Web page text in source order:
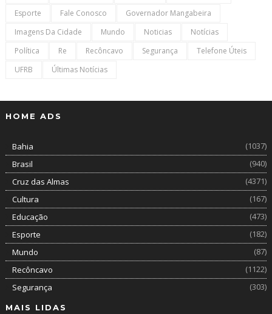
Esporte
Fale Conosco
Governador Mangabeira
Imagens Da Cidade
Mundo Noticias
Notícias
Política
Re Recôncavo Segurança
Telefone Úteis
UFRB
Últimas Notícias
HOME ADS
Bahia
(1037)
Brasil
(940)
Cruz das Almas
(4371)
Cultura
(167)
Educação
(473)
Esporte
(182)
Mundo
(87)
Recôncavo
(1122)
Segurança
(303)
MAIS LIDAS